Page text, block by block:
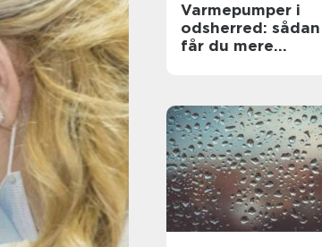
Varmepumper i
odsherred: sådan
får du mere